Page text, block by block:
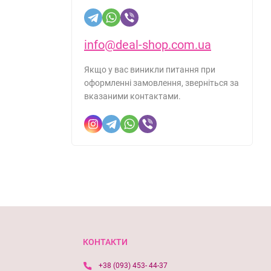
info@deal-shop.com.ua
Якщо у вас виникли питання при
оформленні замовлення, зверніться за
вказаними контактами.
КОНТАКТИ
+38 (093) 453- 44-37